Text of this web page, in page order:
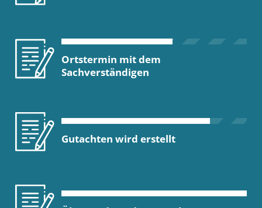
Ortstermin mit dem
Sachverständigen
Gutachten wird erstellt